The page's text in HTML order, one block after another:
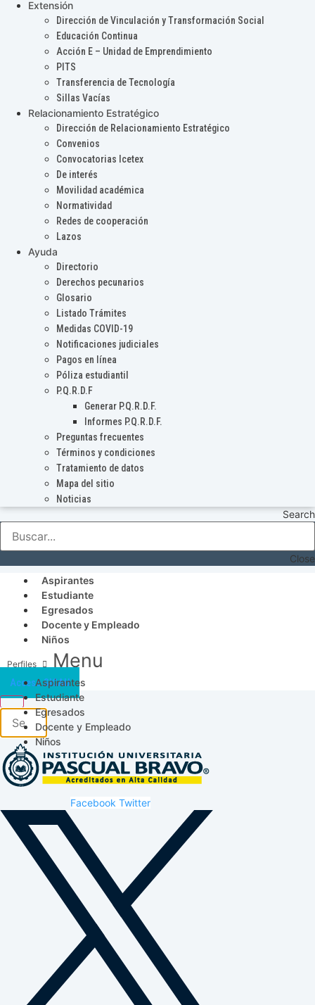
Extensión
Dirección de Vinculación y Transformación Social
Educación Continua
Acción E – Unidad de Emprendimiento
PITS
Transferencia de Tecnología
Sillas Vacías
Relacionamiento Estratégico
Dirección de Relacionamiento Estratégico
Convenios
Convocatorias Icetex
De interés
Movilidad académica
Normatividad
Redes de cooperación
Lazos
Ayuda
Directorio
Derechos pecunarios
Glosario
Listado Trámites
Medidas COVID-19
Notificaciones judiciales
Pagos en línea
Póliza estudiantil
P.Q.R.D.F
Generar P.Q.R.D.F.
Informes P.Q.R.D.F.
Preguntas frecuentes
Términos y condiciones
Tratamiento de datos
Mapa del sitio
Noticias
Search
Close
Aspirantes
Estudiante
Egresados
Docente y Empleado
Niños
Menu
Aspirantes
Estudiante
Egresados
Docente y Empleado
Niños
Acceso SICAU
Facebook Twitter